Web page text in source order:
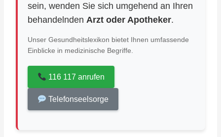
sein, wenden Sie sich umgehend an Ihren
behandelnden Arzt oder Apotheker.
Unser Gesundheitslexikon bietet Ihnen umfassende
Einblicke in medizinische Begriffe.
116 117 anrufen
Telefonseelsorge